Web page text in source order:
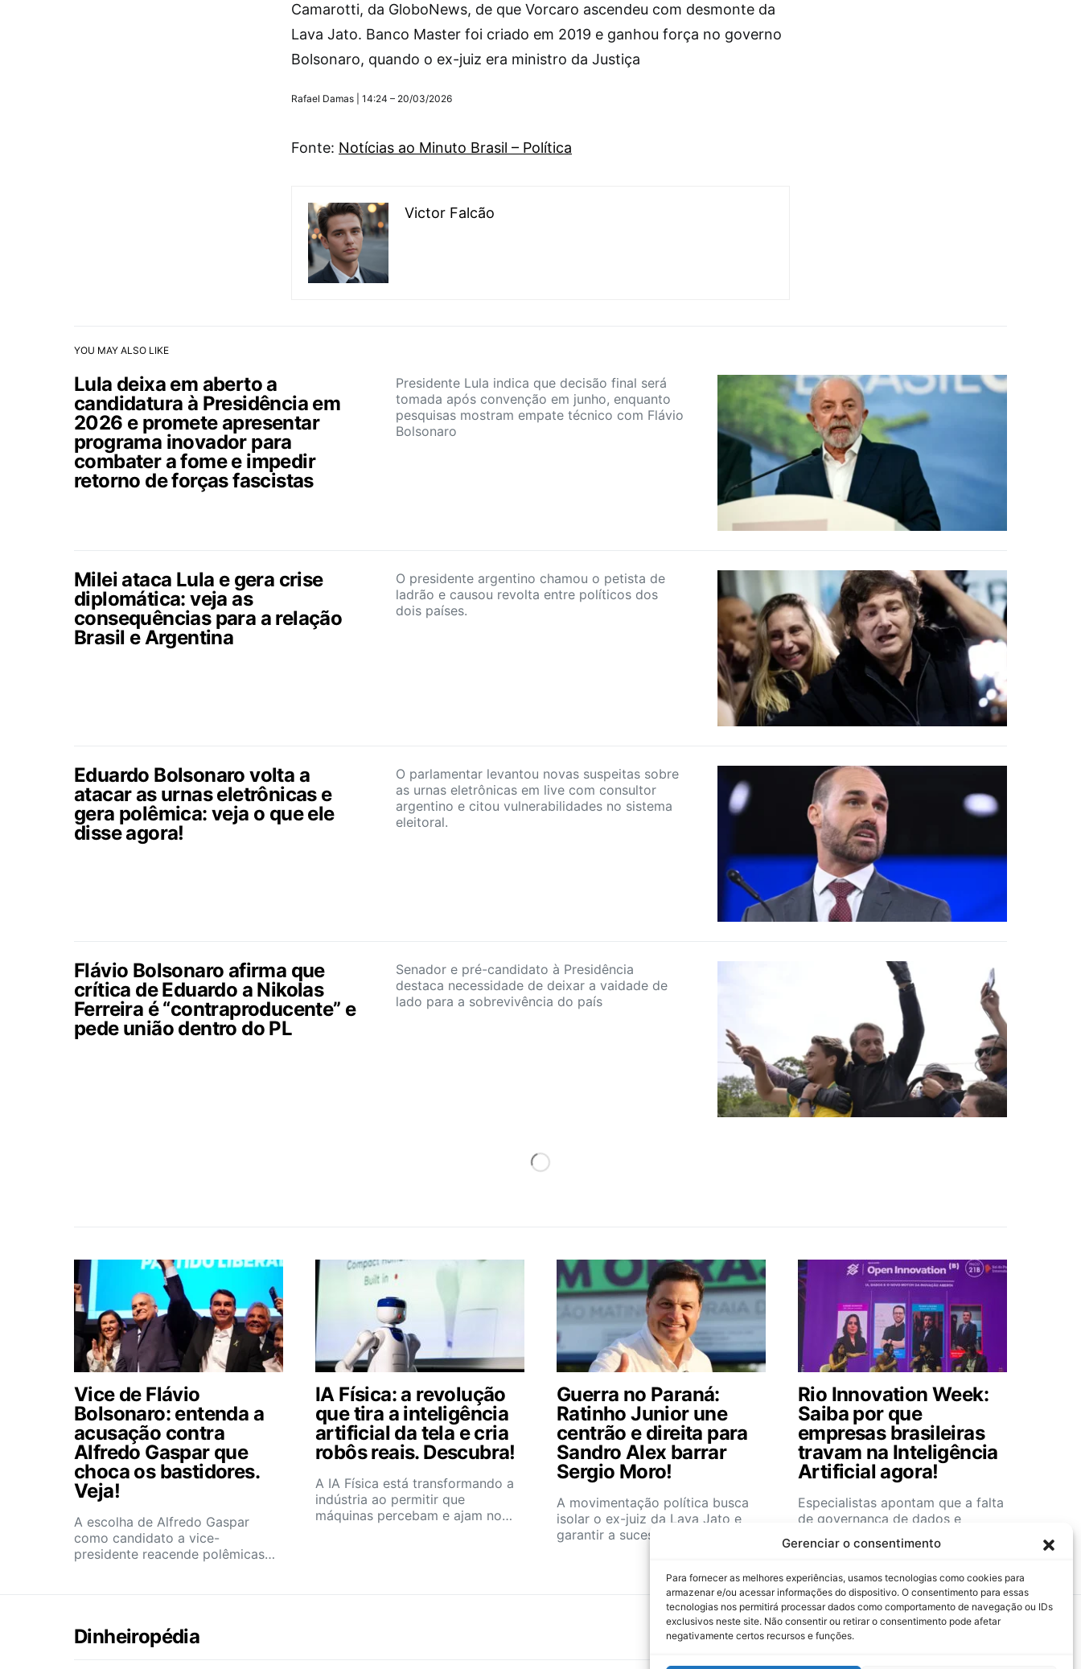
Gerenciar o consentimento
Para fornecer as melhores experiências, usamos tecnologias como cookies para
armazenar e/ou acessar informações do dispositivo. O consentimento para essas
tecnologias nos permitirá processar dados como comportamento de navegação ou IDs
exclusivos neste site. Não consentir ou retirar o consentimento pode afetar
negativamente certos recursos e funções.
Camarotti, da GloboNews, de que Vorcaro ascendeu com desmonte da
Lava Jato. Banco Master foi criado em 2019 e ganhou força no governo
Bolsonaro, quando o ex-juiz era ministro da Justiça
Rafael Damas | 14:24 – 20/03/2026
Fonte: Notícias ao Minuto Brasil – Política
Victor Falcão
YOU MAY ALSO LIKE
Lula deixa em aberto a
candidatura à Presidência em
2026 e promete apresentar
programa inovador para
combater a fome e impedir
retorno de forças fascistas
Presidente Lula indica que decisão final será
tomada após convenção em junho, enquanto
pesquisas mostram empate técnico com Flávio
Bolsonaro
Milei ataca Lula e gera crise
diplomática: veja as
consequências para a relação
Brasil e Argentina
O presidente argentino chamou o petista de
ladrão e causou revolta entre políticos dos
dois países.
Eduardo Bolsonaro volta a
atacar as urnas eletrônicas e
gera polêmica: veja o que ele
disse agora!
O parlamentar levantou novas suspeitas sobre
as urnas eletrônicas em live com consultor
argentino e citou vulnerabilidades no sistema
eleitoral.
Flávio Bolsonaro afirma que
crítica de Eduardo a Nikolas
Ferreira é “contraproducente” e
pede união dentro do PL
Senador e pré-candidato à Presidência
destaca necessidade de deixar a vaidade de
lado para a sobrevivência do país
Vice de Flávio
Bolsonaro: entenda a
acusação contra
Alfredo Gaspar que
choca os bastidores.
Veja!
A escolha de Alfredo Gaspar
como candidato a vice-
presidente reacende polêmicas…
IA Física: a revolução
que tira a inteligência
artificial da tela e cria
robôs reais. Descubra!
A IA Física está transformando a
indústria ao permitir que
máquinas percebam e ajam no…
Guerra no Paraná:
Ratinho Junior une
centrão e direita para
Sandro Alex barrar
Sergio Moro!
A movimentação política busca
isolar o ex-juiz da Lava Jato e
garantir a sucessão…
Rio Innovation Week:
Saiba por que
empresas brasileiras
travam na Inteligência
Artificial agora!
Especialistas apontam que a falta
de governança de dados e
preparação estratégica são…
Dinheiropédia